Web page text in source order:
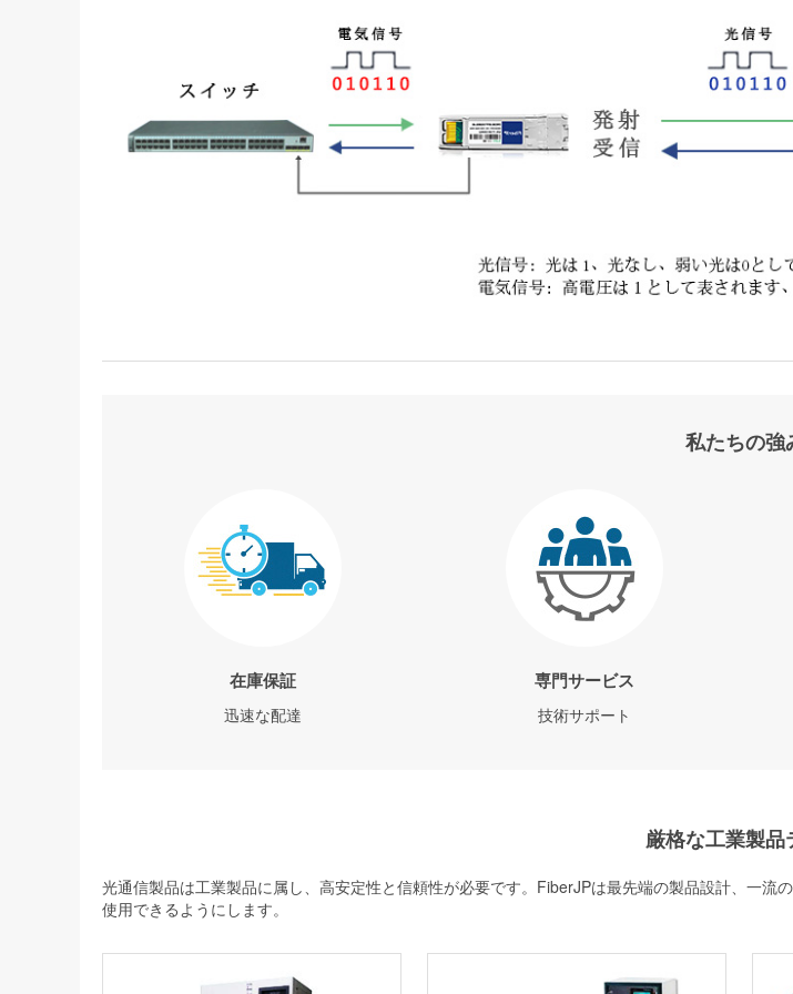
私たちの強
在庫保証
迅速な配達
専門サービス
技術サポート
厳格な工業製品
光通信製品は工業製品に属し、高安定性と信頼性が必要です。FiberJPは最先端の製品設計、一
使用できるようにします。